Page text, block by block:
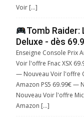
Voir […]
Tomb Raider:
Deluxe - dès
Enseigne Console Prix
Voir l'offre Fnac XSX
— Nouveau Voir l'offre
Amazon PS5 69.99€ —
Nouveau Voir l'offre
Amazon […]